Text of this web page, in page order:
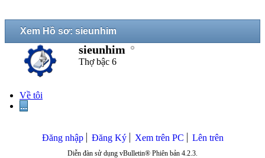
Xem Hồ sơ: sieunhim
sieunhim
Thợ bậc 6
Về tôi
...
Đăng nhập Đăng Ký Xem trên PC Lên trên
Diễn đàn sử dụng vBulletin® Phiên bản 4.2.3.